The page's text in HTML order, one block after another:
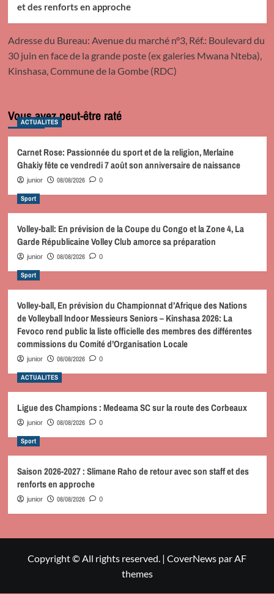
et des renforts en approche
Adresse du Bureau: Avenue du marché n°3, Réf.: Boulevard du
30 juin en face de la grande poste (ex galeries Mwana Nteba),
Kinshasa, Commune de la Gombe (RDC)
Vous avez peut-être raté
ACTUALITES
Carnet Rose: Passionnée du sport et de la religion, Merlaine
Ghakiy fête ce vendredi 7 août son anniversaire de naissance
junior 08/08/2026 0
Sport
Volley-ball: En prévision de la Coupe du Congo et la Zone 4, La
Garde Républicaine Volley Club amorce sa préparation
junior 08/08/2026 0
Sport
Volley-ball, En prévision du Championnat d’Afrique des Nations
de Volleyball Indoor Messieurs Seniors – Kinshasa 2026: La
Fevoco rend public la liste officielle des membres des différentes
commissions du Comité d’Organisation Locale
junior 08/08/2026 0
ACTUALITES
Ligue des Champions : Medeama SC sur la route des Corbeaux
junior 08/08/2026 0
Sport
Saison 2026-2027 : Slimane Raho de retour avec son staff et des
renforts en approche
junior 08/08/2026 0
Copyright © All rights reserved. | CoverNews par AF
themes